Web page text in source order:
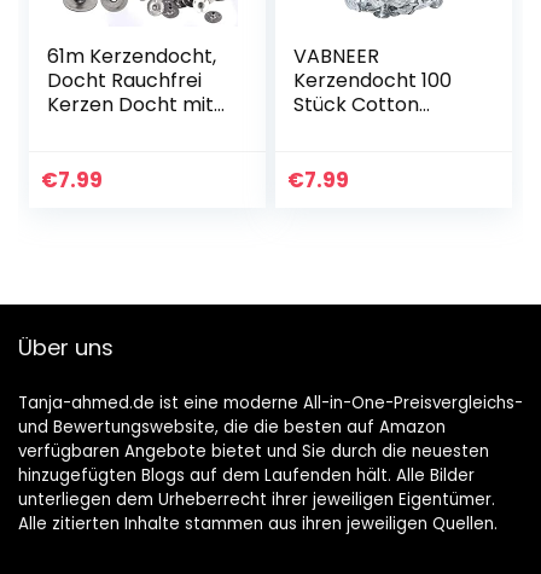
61m Kerzendocht,
Docht Rauchfrei
Kerzen Docht mit
Kerzendochte
€7.99
VABNEER
Kerzendocht 100
Stück Cotton
Kerzenherstellung
€7.99
Über uns
Tanja-ahmed.de ist eine moderne All-in-One-Preisvergleichs-
und Bewertungswebsite, die die besten auf Amazon
verfügbaren Angebote bietet und Sie durch die neuesten
hinzugefügten Blogs auf dem Laufenden hält. Alle Bilder
unterliegen dem Urheberrecht ihrer jeweiligen Eigentümer.
Alle zitierten Inhalte stammen aus ihren jeweiligen Quellen.